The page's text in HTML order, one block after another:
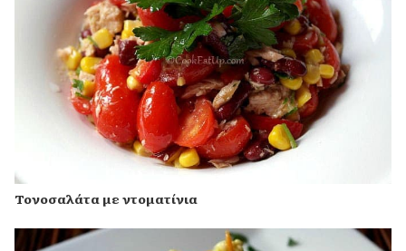
Τονοσαλάτα με ντοματίνια